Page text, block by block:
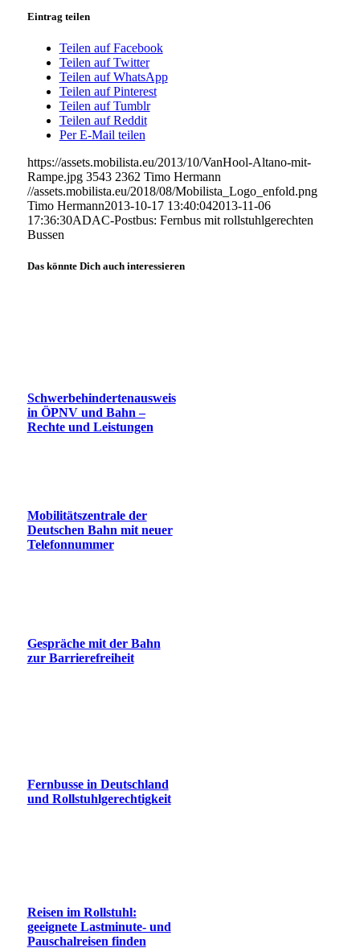
Eintrag teilen
Teilen auf Facebook
Teilen auf Twitter
Teilen auf WhatsApp
Teilen auf Pinterest
Teilen auf Tumblr
Teilen auf Reddit
Per E-Mail teilen
https://assets.mobilista.eu/2013/10/VanHool-Altano-mit-
Rampe.jpg 3543 2362 Timo Hermann
//assets.mobilista.eu/2018/08/Mobilista_Logo_enfold.png
Timo Hermann2013-10-17 13:40:042013-11-06
17:36:30ADAC-Postbus: Fernbus mit rollstuhlgerechten
Bussen
Das könnte Dich auch interessieren
Schwerbehindertenausweis
in ÖPNV und Bahn –
Rechte und Leistungen
Mobilitätszentrale der
Deutschen Bahn mit neuer
Telefonnummer
Gespräche mit der Bahn
zur Barrierefreiheit
Fernbusse in Deutschland
und Rollstuhlgerechtigkeit
Reisen im Rollstuhl:
geeignete Lastminute- und
Pauschalreisen finden